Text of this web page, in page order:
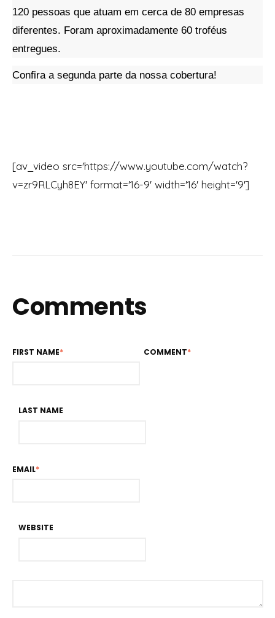
120 pessoas que atuam em cerca de 80 empresas
diferentes. Foram aproximadamente 60 troféus
entregues.
Confira a segunda parte da nossa cobertura!
[av_video src='https://www.youtube.com/watch?
v=zr9RLCyh8EY' format='16-9' width='16' height='9']
Comments
FIRST NAME*
LAST NAME
EMAIL*
WEBSITE
COMMENT*